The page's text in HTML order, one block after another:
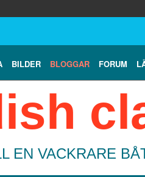
BILDER BLOGGAR FORUM
EN VACKRARE